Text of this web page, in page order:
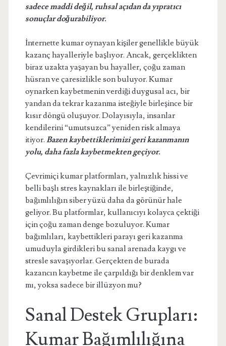
sadece maddi değil, ruhsal açıdan da yıpratıcı
sonuçlar doğurabiliyor.
İnternette kumar oynayan kişiler genellikle büyük
kazanç hayalleriyle başlıyor. Ancak, gerçeklikten
biraz uzakta yaşayan bu hayaller, çoğu zaman
hüsran ve çaresizlikle son buluyor. Kumar
oynarken kaybetmenin verdiği duygusal acı, bir
yandan da tekrar kazanma isteğiyle birleşince bir
kısır döngü oluşuyor. Dolayısıyla, insanlar
kendilerini “umutsuzca” yeniden risk almaya
itiyor. Bazen kaybettiklerimizi geri kazanmanın
yolu, daha fazla kaybetmekten geçiyor.
Çevrimiçi kumar platformları, yalnızlık hissi ve
belli başlı stres kaynakları ile birleştiğinde,
bağımlılığın siber yüzü daha da görünür hale
geliyor. Bu platformlar, kullanıcıyı kolayca çektiği
için çoğu zaman denge bozuluyor. Kumar
bağımlıları, kaybettikleri parayı geri kazanma
umuduyla girdikleri bu sanal arenada kaygı ve
stresle savaşıyorlar. Gerçekten de burada
kazancın kaybetme ile çarpıldığı bir denklem var
mı, yoksa sadece bir illüzyon mu?
Sanal Destek Grupları:
Kumar Bağımlılığına